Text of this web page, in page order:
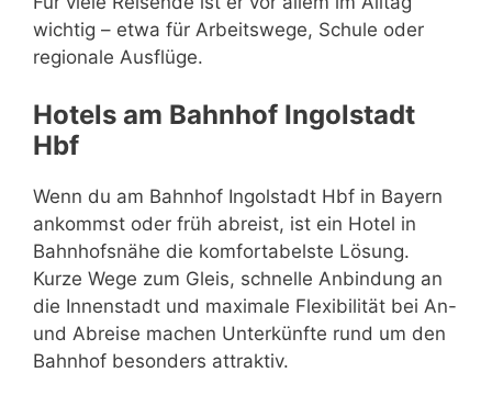
wichtig – etwa für Arbeitswege, Schule oder
regionale Ausflüge.
Hotels am Bahnhof Ingolstadt
Hbf
Wenn du am Bahnhof Ingolstadt Hbf in Bayern
ankommst oder früh abreist, ist ein Hotel in
Bahnhofsnähe die komfortabelste Lösung.
Kurze Wege zum Gleis, schnelle Anbindung an
die Innenstadt und maximale Flexibilität bei An-
und Abreise machen Unterkünfte rund um den
Bahnhof besonders attraktiv.